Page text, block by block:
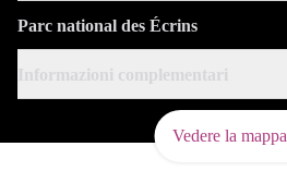
Vedere la mappa
Parc national des Écrins
Informazioni complementari